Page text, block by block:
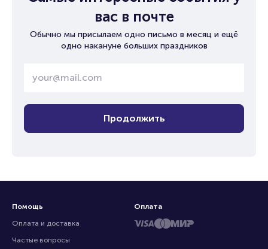
вас в почте
Обычно мы присылаем одно письмо в месяц и ещё
одно накануне больших праздников
Продолжить
Помощь
Оплата и доставка
Частые вопросы
Оплата